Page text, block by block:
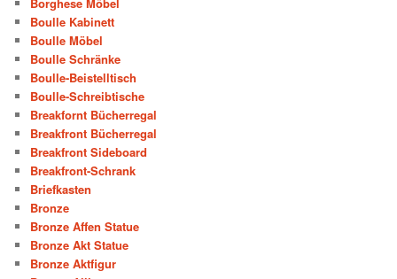
Boulle Kabinett
Boulle Möbel
Boulle Schränke
Boulle-Beistelltisch
Boulle-Schreibtische
Breakfornt Bücherregal
Breakfront Bücherregal
Breakfront Sideboard
Breakfront-Schrank
Briefkasten
Bronze
Bronze Affen Statue
Bronze Akt Statue
Bronze Aktfigur